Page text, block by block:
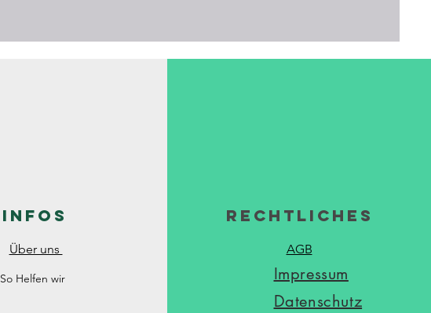
Infos
Über uns
So Helfen wir
Rechtliches
AGB
Impressum
Datenschutz